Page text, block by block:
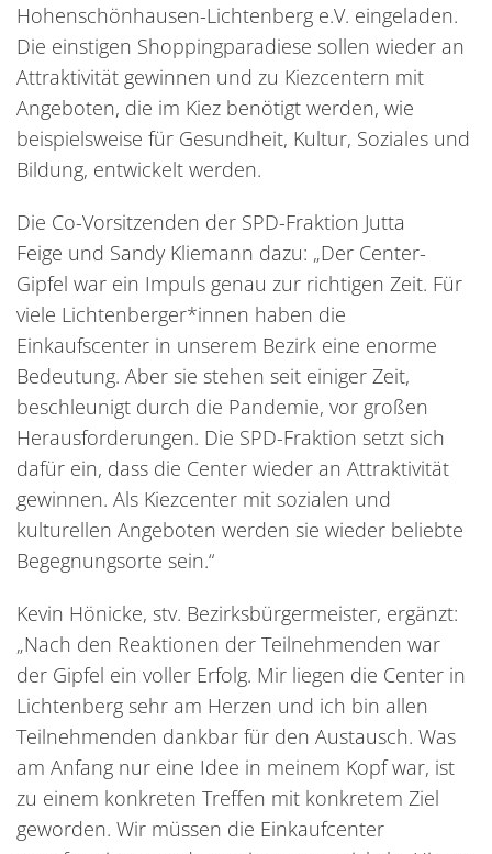
Hohenschönhausen-Lichtenberg e.V. eingeladen.
Die einstigen Shoppingparadiese sollen wieder an
Attraktivität gewinnen und zu Kiezcentern mit
Angeboten, die im Kiez benötigt werden, wie
beispielsweise für Gesundheit, Kultur, Soziales und
Bildung, entwickelt werden.
Die Co-Vorsitzenden der SPD-Fraktion Jutta
Feige und Sandy Kliemann dazu: „Der Center-
Gipfel war ein Impuls genau zur richtigen Zeit. Für
viele Lichtenberger*innen haben die
Einkaufscenter in unserem Bezirk eine enorme
Bedeutung. Aber sie stehen seit einiger Zeit,
beschleunigt durch die Pandemie, vor großen
Herausforderungen. Die SPD-Fraktion setzt sich
dafür ein, dass die Center wieder an Attraktivität
gewinnen. Als Kiezcenter mit sozialen und
kulturellen Angeboten werden sie wieder beliebte
Begegnungsorte sein.“
Kevin Hönicke, stv. Bezirksbürgermeister, ergänzt:
„Nach den Reaktionen der Teilnehmenden war
der Gipfel ein voller Erfolg. Mir liegen die Center in
Lichtenberg sehr am Herzen und ich bin allen
Teilnehmenden dankbar für den Austausch. Was
am Anfang nur eine Idee in meinem Kopf war, ist
zu einem konkreten Treffen mit konkretem Ziel
geworden. Wir müssen die Einkaufcenter